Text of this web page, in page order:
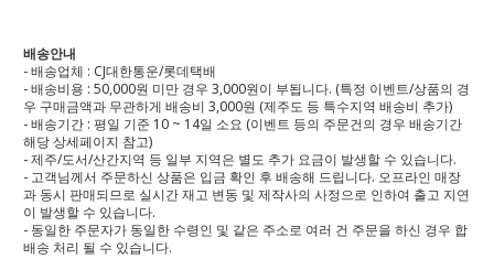
배송안내
- 배송업체 : CJ대한통운/롯데택배
- 배송비용 : 50,000원 미만 경우 3,000원이 부됩니다. (특정 이벤트/상품의 경
우 구매금액과 무관하게 배송비 3,000원 (제주도 등 특수지역 배송비 추가)
- 배송기간 : 평일 기준 10 ~ 14일 소요 (이벤트 등의 주문건의 경우 배송기간
해당 상세페이지 참고)
- 제주/도서/산간지역 등 일부 지역은 별도 추가 요금이 발생할 수 있습니다.
- 고객님께서 주문하신 상품은 입금 확인 후 배송해 드립니다. 오프라인 매장
과 동시 판매되므로 실시간 재고 변동 및 제작사의 사정으로 인하여 출고 지연
이 발생할 수 있습니다.
- 동일한 주문자가 동일한 수령인 및 같은 주소로 여러 건 주문을 하신 경우 합
배송 처리 될 수 있습니다.